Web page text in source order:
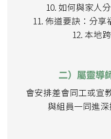
10. 如何與家人
11. 佈道要訣：分
12. 本地
二）屬靈導
會安排差會同工或宣
與組員一同進